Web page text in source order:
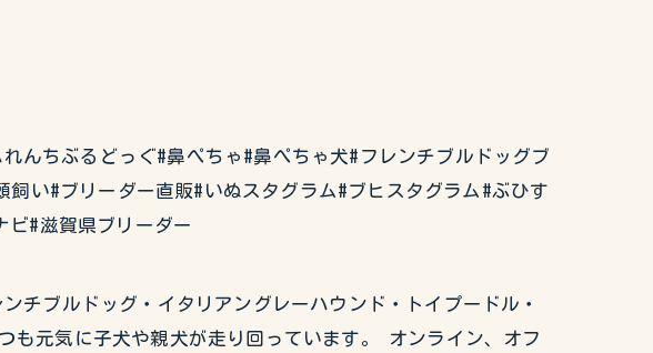
んちぶるどっぐ#鼻ぺちゃ#鼻ぺちゃ犬#フレンチブルドッグブ
い#ブリーダー直販#いぬスタグラム#ブヒスタグラム#ぶひす
ビ#滋賀県ブリーダー
チブルドッグ・イタリアングレーハウンド・トイプードル・
も元気に子犬や親犬が走り回っています。 オンライン、オフ